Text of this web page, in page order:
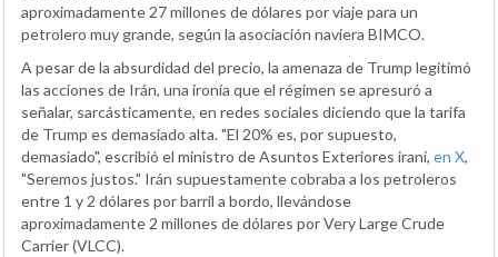
aproximadamente 27 millones de dólares por viaje para un
petrolero muy grande, según la asociación naviera BIMCO.
A pesar de la absurdidad del precio, la amenaza de Trump legitimó
las acciones de Irán, una ironía que el régimen se apresuró a
señalar, sarcásticamente, en redes sociales diciendo que la tarifa
de Trump es demasiado alta. "El 20% es, por supuesto,
demasiado", escribió el ministro de Asuntos Exteriores iraní, en X,
"Seremos justos." Irán supuestamente cobraba a los petroleros
entre 1 y 2 dólares por barril a bordo, llevándose
aproximadamente 2 millones de dólares por Very Large Crude
Carrier (VLCC).